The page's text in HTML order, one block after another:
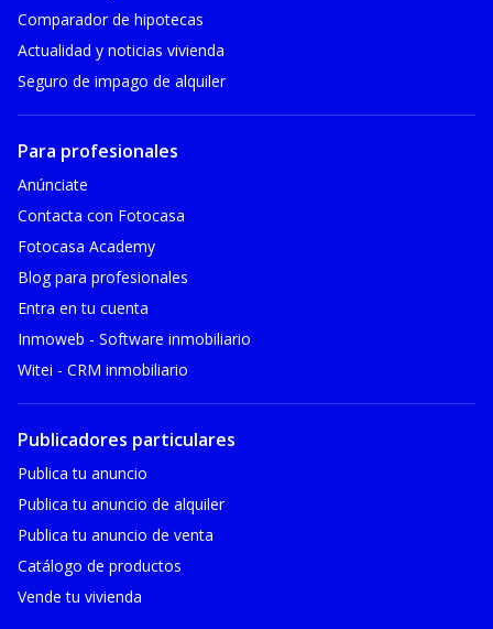
Comparador de hipotecas
Actualidad y noticias vivienda
Seguro de impago de alquiler
Para profesionales
Anúnciate
Contacta con Fotocasa
Fotocasa Academy
Blog para profesionales
Entra en tu cuenta
Inmoweb - Software inmobiliario
Witei - CRM inmobiliario
Publicadores particulares
Publica tu anuncio
Publica tu anuncio de alquiler
Publica tu anuncio de venta
Catálogo de productos
Vende tu vivienda